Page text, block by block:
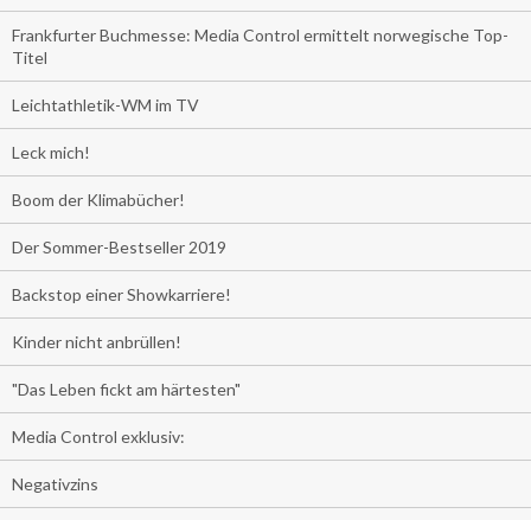
Frankfurter Buchmesse: Media Control ermittelt norwegische Top-
Titel
Leichtathletik-WM im TV
Leck mich!
Boom der Klimabücher!
Der Sommer-Bestseller 2019
Backstop einer Showkarriere!
Kinder nicht anbrüllen!
"Das Leben fickt am härtesten"
Media Control exklusiv:
Negativzins